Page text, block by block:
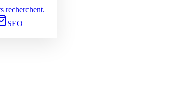
recherchent.
SEO